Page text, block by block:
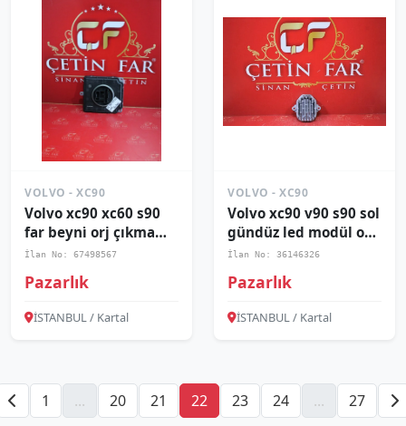
VOLVO - XC90
Volvo xc90 xc60 s90
far beyni̇ orj çıkma
31427776
İlan No: 67498567
Pazarlık
İSTANBUL / Kartal
VOLVO - XC90
Volvo xc90 v90 s90 sol
gündüz led modül orj
çıkma 2016-2019
İlan No: 36146326
Pazarlık
İSTANBUL / Kartal
1 ... 20 21 22 23 24 ... 27